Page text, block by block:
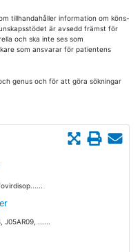
tillhandahåller information om köns-
är avsedd främst för
och ska inte ses som
som ansvarar för patientens
genus och för att göra sökningar
J05AR09, ......